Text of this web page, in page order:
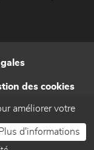
des cookies
améliorer votre
Plus d'informations